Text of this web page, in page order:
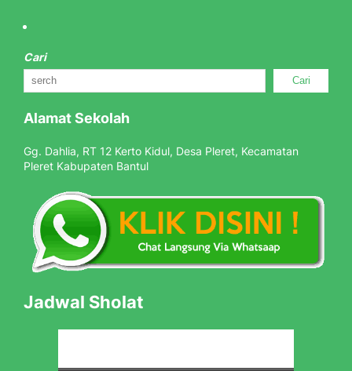
Cari
Cari
Alamat Sekolah
Gg. Dahlia, RT 12 Kerto Kidul, Desa Pleret, Kecamatan
Pleret Kabupaten Bantul
Jadwal Sholat